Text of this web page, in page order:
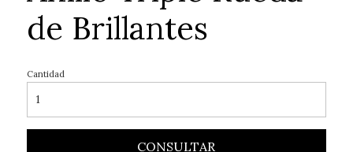
de Brillantes
Cantidad
CONSULTAR